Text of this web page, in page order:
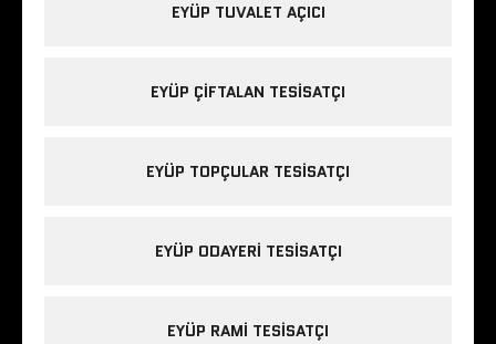
EYÜP TUVALET AÇICI
EYÜP ÇIFTALAN TESISATÇI
EYÜP TOPÇULAR TESISATÇI
EYÜP ODAYERI TESISATÇI
EYÜP RAMI TESISATÇI